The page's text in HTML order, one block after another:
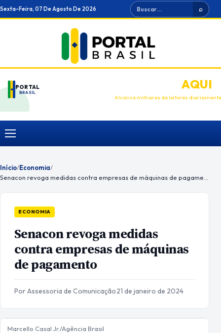
Ir
para
Sexta-Feira, 07 De Agosto De 2026 Buscar ⌕
PORTAL
BRASIL
ANUNCIEAQUI
Alcance milhares de leitores diariamente
Menu
Início/Economia/
ECONOMIA
Senacon revoga medidas
contra empresas de máquinas
de pagamento
Por Assessoria de Comunicação·21 de janeiro de 2024
Marcello Casal Jr./Agência Brasil